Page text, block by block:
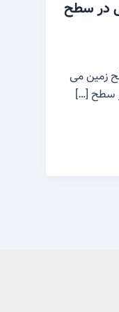
در سطح
زمین می
سطح […]